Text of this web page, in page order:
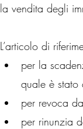
la vendita degli
L’articolo di
per la
quale è stato
per revoca
per rinunzia